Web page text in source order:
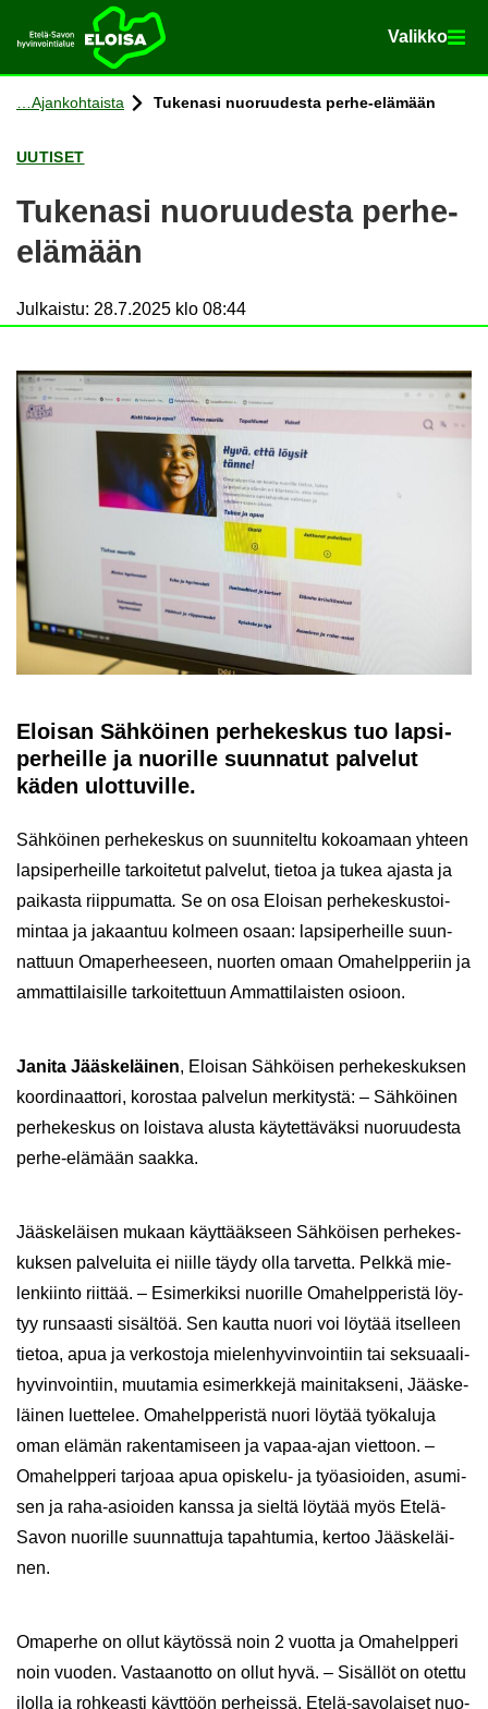
Etusi­vu Va­lik­ko
Va­lik­ko
Siir­ry si­säl­töön
Ajan­koh­tais­ta Tu­ke­na­si nuo­ruu­des­ta perhe-​elämään
UU­TI­SET
Tu­ke­na­si nuo­ruu­des­ta perhe-​
elämään
Julkaistu: 28.7.2025 klo 08:44
Eloi­san Säh­köi­nen per­he­kes­kus tuo lap­si­
per­heil­le ja nuo­ril­le suun­na­tut pal­ve­lut
käden ulot­tu­vil­le.
Säh­köi­nen per­he­kes­kus on suun­ni­tel­tu ko­koa­maan yh­teen
lap­si­per­heil­le tar­koi­te­tut pal­ve­lut, tie­toa ja tukea ajas­ta ja
pai­kas­ta riip­pu­mat­ta. Se on osa Eloi­san per­he­kes­kus­toi­
min­taa ja ja­kaan­tuu kol­meen osaan: lap­si­per­heil­le suun­
nat­tuun Oma­per­hee­seen, nuor­ten omaan Oma­help­pe­riin ja
am­mat­ti­lai­sil­le tar­koi­tet­tuun Am­mat­ti­lais­ten osioon.
Ja­ni­ta Jääs­ke­läi­nen, Eloi­san Säh­köi­sen per­he­kes­kuk­sen
koor­di­naat­to­ri, ko­ros­taa pal­ve­lun mer­ki­tys­tä: – Säh­köi­nen
per­he­kes­kus on lois­ta­va alus­ta käy­tet­tä­väk­si nuo­ruu­des­ta
perhe-​elämään saak­ka.
Jääs­ke­läi­sen mu­kaan käyt­tääk­seen Säh­köi­sen per­he­kes­
kuk­sen pal­ve­lui­ta ei niil­le täydy olla tar­vet­ta. Pelk­kä mie­
len­kiin­to riit­tää. – Esi­mer­kik­si nuo­ril­le Oma­help­pe­ris­tä löy­
tyy run­saas­ti si­säl­töä. Sen kaut­ta nuori voi löy­tää it­sel­leen
tie­toa, apua ja ver­kos­to­ja mie­len­hy­vin­voin­tiin tai sek­su­aa­li­
hy­vin­voin­tiin, muu­ta­mia esi­merk­ke­jä mai­ni­tak­se­ni, Jääs­ke­
läi­nen luet­te­lee. Oma­help­pe­ris­tä nuori löy­tää työ­ka­lu­ja
oman elä­män ra­ken­ta­mi­seen ja vapaa-​ajan viet­toon. –
Oma­help­pe­ri tar­jo­aa apua opiskelu-​ ja työ­asioi­den, asu­mi­
sen ja raha-​asioiden kans­sa ja siel­tä löy­tää myös Etelä-​
Savon nuo­ril­le suun­nat­tu­ja ta­pah­tu­mia, ker­too Jääs­ke­läi­
nen.
Oma­per­he on ollut käy­tös­sä noin 2 vuot­ta ja Oma­help­pe­ri
noin vuo­den. Vas­taan­ot­to on ollut hyvä. – Si­säl­löt on otet­tu
ilol­la ja roh­keas­ti käyt­töön per­heis­sä. Etelä-​savolaiset nuo­